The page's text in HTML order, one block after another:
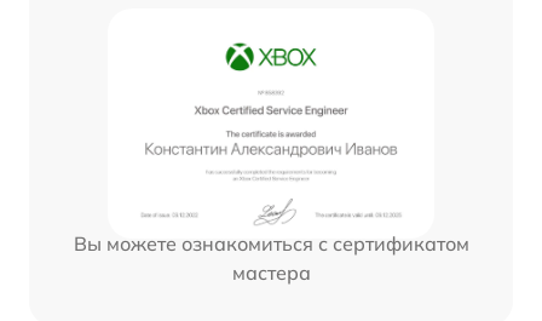
Вы можете ознакомиться с сертификатом
мастера